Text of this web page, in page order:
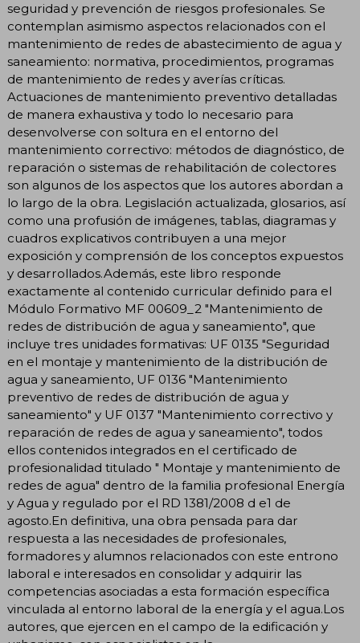
seguridad y prevención de riesgos profesionales. Se
contemplan asimismo aspectos relacionados con el
mantenimiento de redes de abastecimiento de agua y
saneamiento: normativa, procedimientos, programas
de mantenimiento de redes y averías críticas.
Actuaciones de mantenimiento preventivo detalladas
de manera exhaustiva y todo lo necesario para
desenvolverse con soltura en el entorno del
mantenimiento correctivo: métodos de diagnóstico, de
reparación o sistemas de rehabilitación de colectores
son algunos de los aspectos que los autores abordan a
lo largo de la obra. Legislación actualizada, glosarios, así
como una profusión de imágenes, tablas, diagramas y
cuadros explicativos contribuyen a una mejor
exposición y comprensión de los conceptos expuestos
y desarrollados.Además, este libro responde
exactamente al contenido curricular definido para el
Módulo Formativo MF 00609_2 "Mantenimiento de
redes de distribución de agua y saneamiento", que
incluye tres unidades formativas: UF 0135 "Seguridad
en el montaje y mantenimiento de la distribución de
agua y saneamiento, UF 0136 "Mantenimiento
preventivo de redes de distribución de agua y
saneamiento" y UF 0137 "Mantenimiento correctivo y
reparación de redes de agua y saneamiento", todos
ellos contenidos integrados en el certificado de
profesionalidad titulado " Montaje y mantenimiento de
redes de agua" dentro de la familia profesional Energía
y Agua y regulado por el RD 1381/2008 d e1 de
agosto.En definitiva, una obra pensada para dar
respuesta a las necesidades de profesionales,
formadores y alumnos relacionados con este entrono
laboral e interesados en consolidar y adquirir las
competencias asociadas a esta formación específica
vinculada al entorno laboral de la energía y el agua.Los
autores, que ejercen en el campo de la edificación y